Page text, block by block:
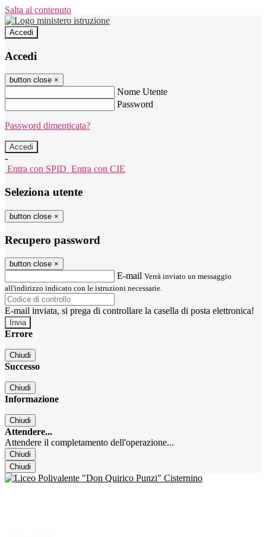
Salta al contenuto
Accedi
Accedi
button close ×
Nome Utente
Password
Password dimenticata?
-
Entra con SPID Entra con CIE
Seleziona utente
button close ×
Recupero password
button close ×
E-mail Verrà inviato un messaggio
all'indirizzo indicato con le istruzioni necessarie.
E-mail inviata, si prega di controllare la casella di posta elettronica!
Errore
Chiudi
Successo
Chiudi
Informazione
Chiudi
Attendere...
Attendere il completamento dell'operazione...
Chiudi
Chiudi